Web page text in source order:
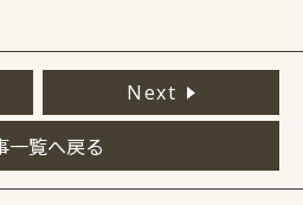
Next
一覧へ戻る